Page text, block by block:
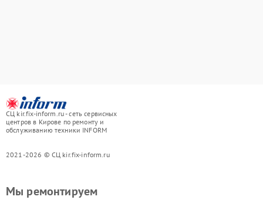
СЦ kir.fix-inform.ru - сеть сервисных
центров в Кирове по ремонту и
обслуживанию техники INFORM
2021-2026 © СЦ kir.fix-inform.ru
Мы ремонтируем